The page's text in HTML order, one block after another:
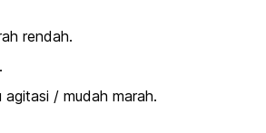
rendah.
agitasi / mudah marah.